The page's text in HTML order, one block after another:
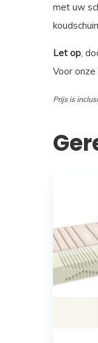
met uw
Let op,
Voor
Prijs is